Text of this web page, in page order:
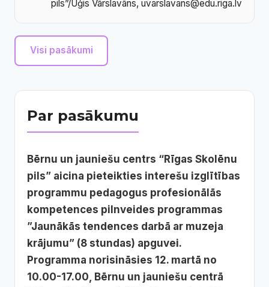
pils”/Uģis Vārslavāns, uvarslavans@edu.riga.lv
Visi pasākumi
Par pasākumu
Bērnu un jauniešu centrs “Rīgas Skolēnu
pils” aicina pieteikties interešu izglītības
programmu pedagogus profesionālās
kompetences pilnveides programmas
”Jaunākās tendences darbā ar muzeja
krājumu” (8 stundas) apguvei.
Programma norisināsies 12. martā no
10.00-17.00, Bērnu un jauniešu centrā